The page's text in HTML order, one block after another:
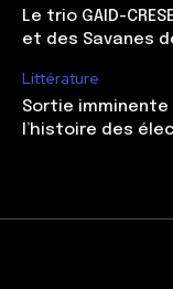
Le trio GAID-
et des Savanes
Littérature
Sortie imminente
l’histoire des